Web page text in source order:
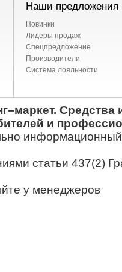
Наши предложения
Новинки
Лидеры продаж
Спецпредложение
Производители
Система лояльности
Средства
и
информационный
статьи 437(2)
у менеджеров